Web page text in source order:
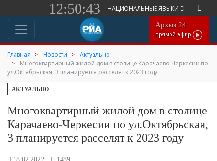
12:50:43 НАЦИОНАЛЬНЫЕ ЯЗЫКИ
Архыз 24
прямой эфир
Главная Новости
Актуально
Многоквартирный жилой дом в столице Карачаево-Черкесии по
ул.Октябрьская, 3 планируется расселят к 2023 году
АКТУАЛЬНО
Многоквартирный жилой дом в столице
Карачаево-Черкесии по ул.Октябрьская,
3 планируется расселят к 2023 году
18.02.2022 1489